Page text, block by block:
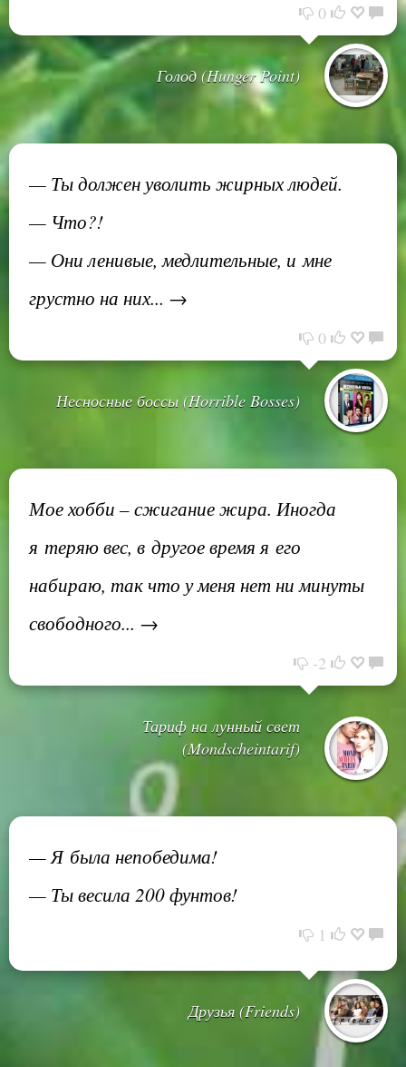
0
Голод (Hunger Point)
— Ты должен уволить жирных людей.
— Что?!
— Они ленивые, медлительные, и мне
грустно на них... →
0
Несносные боссы (Horrible Bosses)
Мое хобби – сжигание жира. Иногда
я теряю вес, в другое время я его
набираю, так что у меня нет ни минуты
свободного... →
-2
Тариф на лунный свет
(Mondscheintarif)
— Я была непобедима!
— Ты весила 200 фунтов!
1
Друзья (Friends)